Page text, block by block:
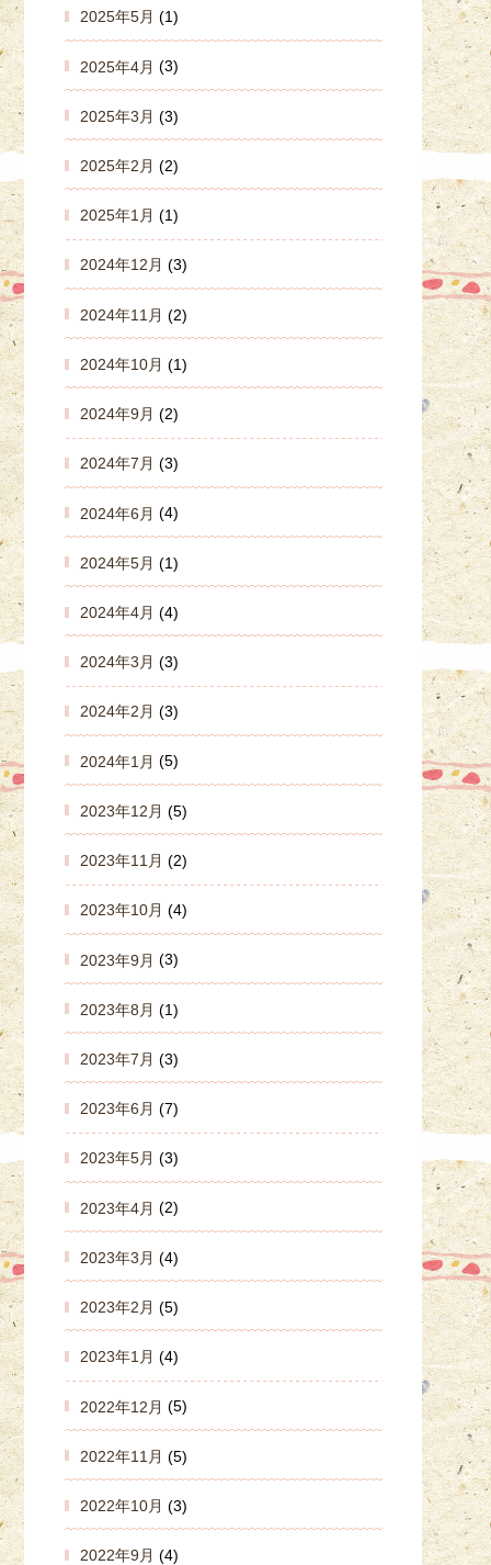
2025年5月 (1)
2025年4月 (3)
2025年3月 (3)
2025年2月 (2)
2025年1月 (1)
2024年12月 (3)
2024年11月 (2)
2024年10月 (1)
2024年9月 (2)
2024年7月 (3)
2024年6月 (4)
2024年5月 (1)
2024年4月 (4)
2024年3月 (3)
2024年2月 (3)
2024年1月 (5)
2023年12月 (5)
2023年11月 (2)
2023年10月 (4)
2023年9月 (3)
2023年8月 (1)
2023年7月 (3)
2023年6月 (7)
2023年5月 (3)
2023年4月 (2)
2023年3月 (4)
2023年2月 (5)
2023年1月 (4)
2022年12月 (5)
2022年11月 (5)
2022年10月 (3)
2022年9月 (4)